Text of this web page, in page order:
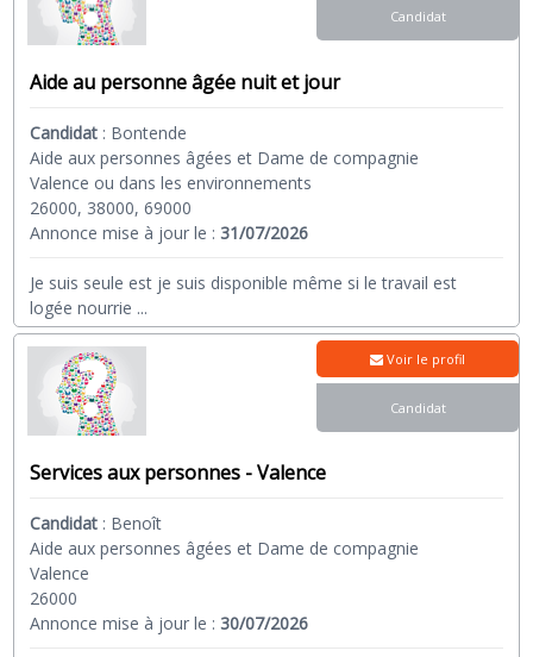
Aide au personne âgée nuit et jour
Candidat : Bontende
Aide aux personnes âgées et Dame de compagnie
Valence ou dans les environnements
26000, 38000, 69000
Annonce mise à jour le :31/07/2026
Je suis seule est je suis disponible même si le travail est
logée nourrie ...
Candidat
Services aux personnes - Valence
Candidat : Benoît
Aide aux personnes âgées et Dame de compagnie
Valence
26000
Annonce mise à jour le :30/07/2026
Voir le profil
Candidat